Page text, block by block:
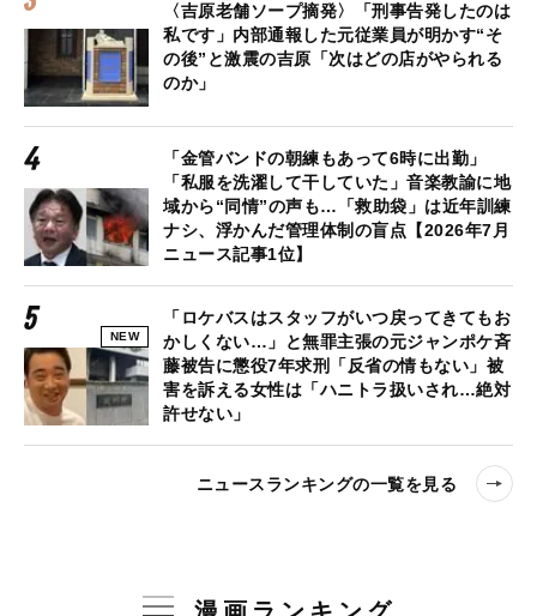
〈吉原老舗ソープ摘発〉「刑事告発したのは
私です」内部通報した元従業員が明かす“そ
の後”と激震の吉原「次はどの店がやられる
のか」
「金管バンドの朝練もあって6時に出勤」
「私服を洗濯して干していた」音楽教諭に地
域から“同情”の声も…「救助袋」は近年訓練
ナシ、浮かんだ管理体制の盲点【2026年7月
ニュース記事1位】
NEW
「ロケバスはスタッフがいつ戻ってきてもお
かしくない…」と無罪主張の元ジャンポケ斉
藤被告に懲役7年求刑「反省の情もない」被
害を訴える女性は「ハニトラ扱いされ…絶対
許せない」
ニュースランキングの一覧を見る